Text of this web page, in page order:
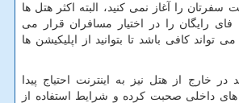
سفرتان را آغاز نمی کنید، البته اکثر هتل ها
رایگان را در اختیار مسافران قرار می
تواند کافی باشد تا بتوانید از اپلیکیشن ها
خارج از هتل نیز به اینترنت احتیاج پیدا
های داخلی صحبت کرده و شرایط استفاده از